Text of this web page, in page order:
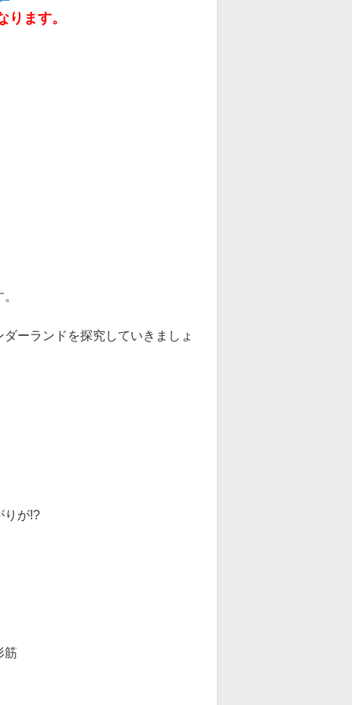
ます。
ーランドを探究していきましょ
が!?
筋